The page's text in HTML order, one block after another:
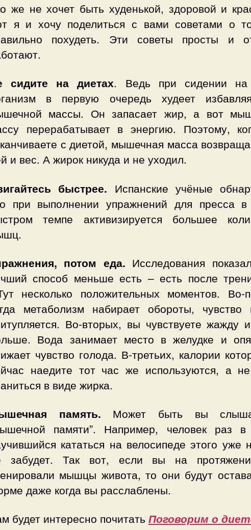
же не хочет быть худенькой, здоровой и
я и хочу поделиться с вами советами о
похудеть. Эти советы просты и
сидите на диетах. Ведь при сидении на
в первую очередь худеет
массы. Он запасает жир, а вот
перерабатывает в энергию. Поэтому,
с диетой, мышечная масса
и вес. А жирок никуда и не уходил.
быстрее. Испанские учёные
при выполнении упражнений для пресса
темпе активизируется большее
потом еда. Исследования
способ меньше есть – есть после
несколько положительных моментов. Во-
метаболизм набирает обороты, чувство
Во-вторых, вы чувствуете жажду
Вода занимает место в желудке и
чувство голода. В-третьих, калории
наедите тот час же используются, а
в виде жирка.
память. Может быть вы
памяти”. Например, человек раз в
кататься на велосипеде этого уже
забудет. Так вот, если вы на
мышцы живота, то они будут
даже когда вы расслаблены.
будет интересно почитать Поговорим о